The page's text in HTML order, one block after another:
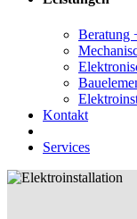
Beratung
Kontakt
Services